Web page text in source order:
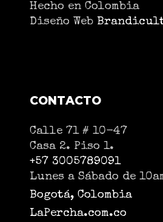
Hecho en Colombia
Diseño Web
CONTACTO
Calle 71 # 10-47
Casa 2. Piso 1.
+57 3005789091
Lunes a Sábado de
Bogotá, Colombia
LaPercha.com.co